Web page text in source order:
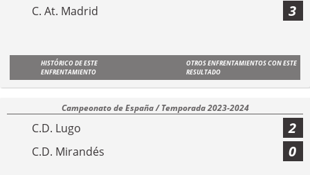
C. At. Madrid 3
HISTÓRICO DE ESTE
ENFRENTAMIENTO
OTROS ENFRENTAMIENTOS CON ESTE
RESULTADO
Campeonato de España / Temporada 2023-2024
C.D. Lugo 2
C.D. Mirandés 0